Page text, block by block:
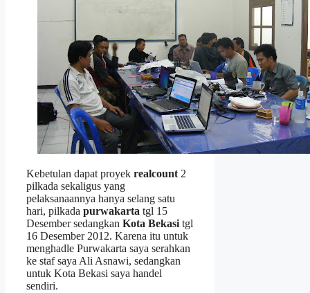
Kebetulan dapat proyek realcount 2
pilkada sekaligus yang
pelaksanaannya hanya selang satu
hari, pilkada purwakarta tgl 15
Desember sedangkan Kota Bekasi tgl
16 Desember 2012. Karena itu untuk
menghadle Purwakarta saya serahkan
ke staf saya Ali Asnawi, sedangkan
untuk Kota Bekasi saya handel
sendiri.